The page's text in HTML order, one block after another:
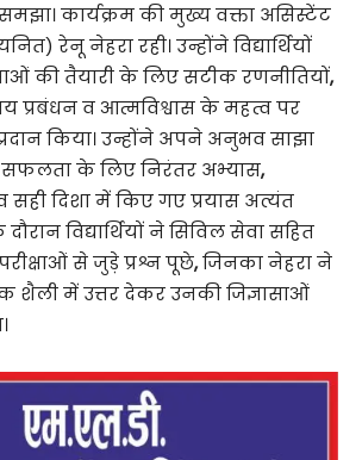
कार्यक्रम की मुख्य वक्ता असिस्टेंट
रेनू नेहरा रही। उन्होंने विद्यार्थियों
की तैयारी के लिए सटीक रणनीतियों,
प्रबंधन व आत्मविश्वास के महत्व पर
किया। उन्होंने अपने अनुभव साझा
के लिए निरंतर अभ्यास,
दिशा में किए गए प्रयास अत्यंत
विद्यार्थियों ने सिविल सेवा सहित
से जुड़े प्रश्न पूछे,जिनका नेहरा ने
शैली में उत्तर देकर उनकी जिज्ञासाओं